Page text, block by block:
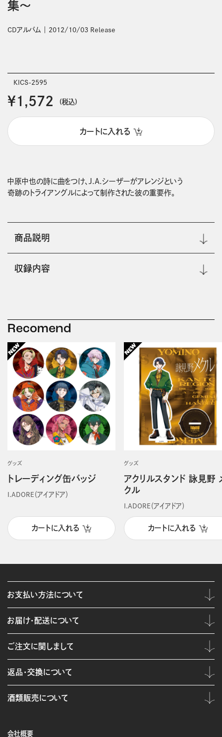
集～
CDアルバム 2012/10/03 Release
KICS-2595
￥1,572 (税込)
カートに入れる
中原中也の詩に曲をつけ、J.A.シーザーがアレンジという
奇跡のトライアングルによって制作された彼の重要作。
商品説明
収録内容
Recomend
グッズ
トレーディング缶バッジ
I.ADORE（アイアドア）
カートに入れる
グッズ
アクリルスタンド 詠見野
クル
I.ADORE（アイアドア）
カートに入れる
会社概要
お支払い方法について
お届け・配送について
ご注文に関しまして
返品・交換について
酒類販売について